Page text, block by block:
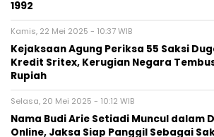
1992
Kamis, 22 Mei 2025 - 10:37 WIB
Kejaksaan Agung Periksa 55 Saksi
Kredit Sritex, Kerugian Negara
Rupiah
Selasa, 20 Mei 2025 - 10:12 WIB
Nama Budi Arie Setiadi Muncul dalam
Online, Jaksa Siap Panggil Sebagai